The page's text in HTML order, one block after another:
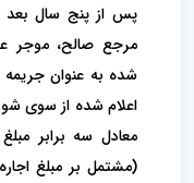
پس از پنج سال بعد
مرجع صالح، موجر
شده به عنوان
اعلام شده از سوی
معادل سه برابر
(مشتمل بر مبلغ